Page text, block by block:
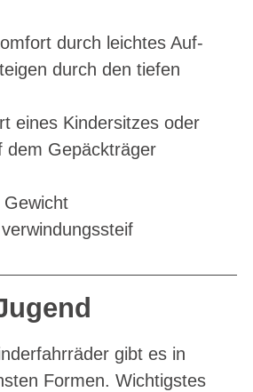
durch leichtes Auf-
durch den tiefen
eines Kindersitzes oder
dem Gepäckträger
Gewicht
gibt es in
Formen. Wichtigstes